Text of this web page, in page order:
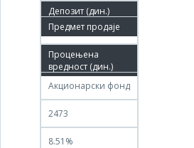
15.04.2026
15.05.2026
Акционарски фонд
2473
8.51%